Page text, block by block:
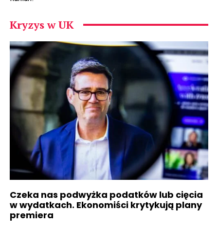
Kryzys w UK
Czeka nas podwyżka podatków lub cięcia
w wydatkach. Ekonomiści krytykują plany
premiera